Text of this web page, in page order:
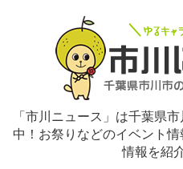
「市川ニュース」は千葉県
中！お祭りなどのイベント
情報を紹